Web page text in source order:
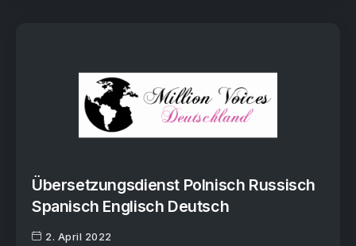
Übersetzungsdienst Polnisch Russisch
Spanisch Englisch Deutsch
2. April 2022